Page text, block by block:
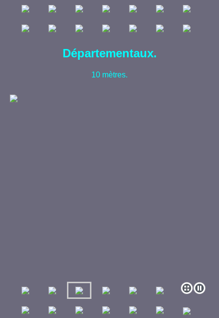
Départementaux.
10 mètres.